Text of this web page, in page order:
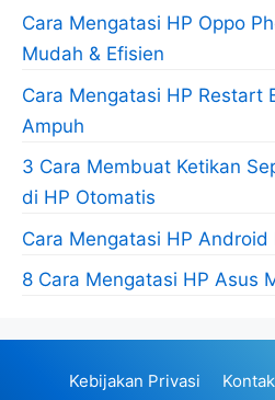
Cara Mengatasi HP Oppo
Mudah & Efisien
Cara Mengatasi HP Restart
Ampuh
3 Cara Membuat Ketikan
di HP Otomatis
Cara Mengatasi HP Android
8 Cara Mengatasi HP Asus
Kebijakan Privasi Kontak